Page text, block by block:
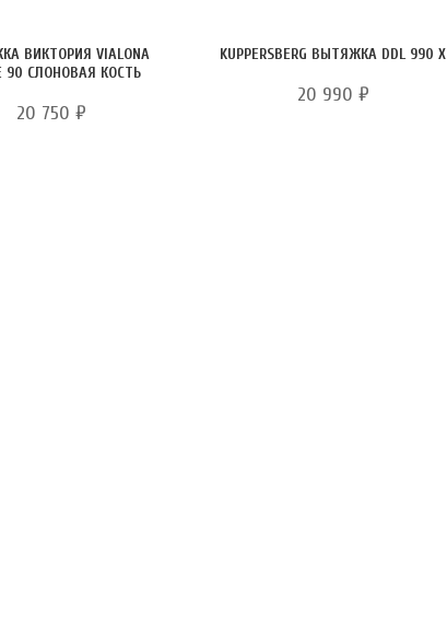
ВИКТОРИЯ VIALONA
90 СЛОНОВАЯ КОСТЬ
20 750₽
KUPPERSBERG ВЫТЯЖКА DDL 990 X
20 990 ₽